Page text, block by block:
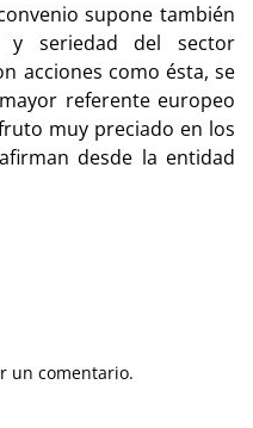
supone también
y seriedad del sector
acciones como ésta, se
referente europeo
muy preciado en los
desde la entidad
un comentario.